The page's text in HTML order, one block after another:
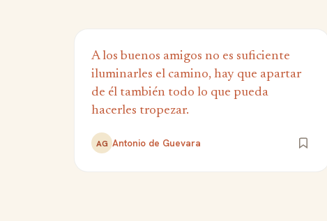
A los buenos amigos no es suficiente
iluminarles el camino, hay que apartar
de él también todo lo que pueda
hacerles tropezar.
AG Antonio de Guevara